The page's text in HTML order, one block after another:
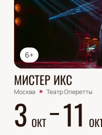
6+
МИСТЕР ИКС
Москва Театр Оперетты
3 ОКТ 11